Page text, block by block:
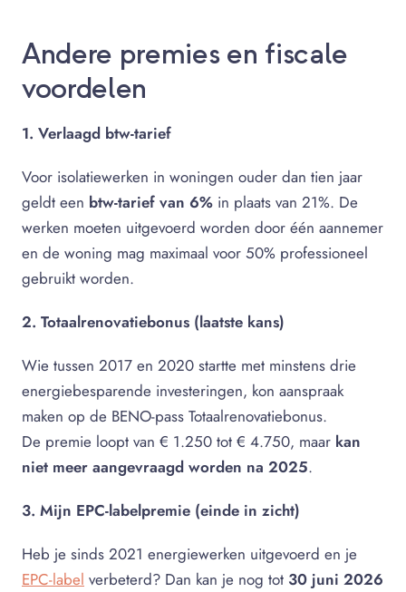
Andere premies en fiscale
voordelen
1. Verlaagd btw-tarief
Voor isolatiewerken in woningen ouder dan tien jaar
geldt een btw-tarief van 6% in plaats van 21%. De
werken moeten uitgevoerd worden door één aannemer
en de woning mag maximaal voor 50% professioneel
gebruikt worden.
2. Totaalrenovatiebonus (laatste kans)
Wie tussen 2017 en 2020 startte met minstens drie
energiebesparende investeringen, kon aanspraak
maken op de BENO-pass Totaalrenovatiebonus.
De premie loopt van € 1.250 tot € 4.750, maar kan
niet meer aangevraagd worden na 2025.
3. Mijn EPC-labelpremie (einde in zicht)
Heb je sinds 2021 energiewerken uitgevoerd en je
EPC-label verbeterd? Dan kan je nog tot 30 juni 2026